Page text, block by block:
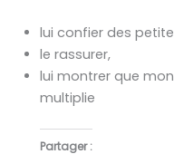
lui confier des
le rassurer,
lui montrer que
multiplie
Partager :